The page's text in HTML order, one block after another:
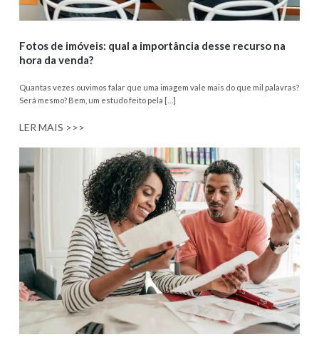
Fotos de imóveis: qual a importância desse recurso na
hora da venda?
Quantas vezes ouvimos falar que uma imagem vale mais do que mil palavras?
Será mesmo? Bem, um estudo feito pela […]
LER MAIS >>>